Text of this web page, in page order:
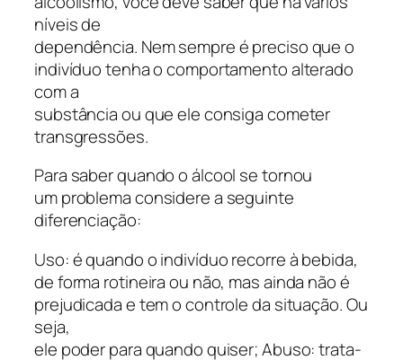
níveis de
dependência. Nem sempre é preciso que o
indivíduo tenha o comportamento alterado
com a
substância ou que ele consiga cometer
transgressões.
Para saber quando o álcool se tornou
um problema considere a seguinte
diferenciação:
Uso: é quando o indivíduo recorre à bebida,
de forma rotineira ou não, mas ainda não é
prejudicada e tem o controle da situação. Ou
seja,
ele poder para quando quiser; Abuso: trata-